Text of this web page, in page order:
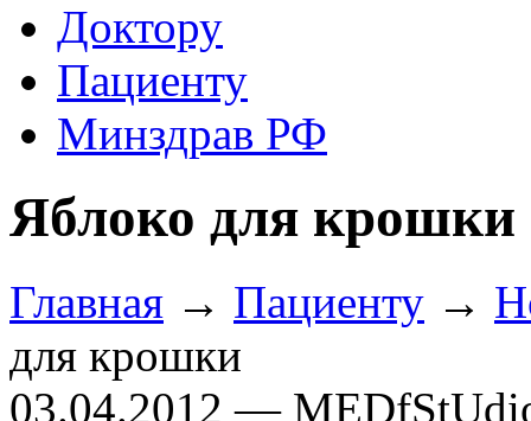
Доктору
Пациенту
Минздрав РФ
Яблоко для крошки
Главная → Пациенту →
для крошки
03.04.2012 —